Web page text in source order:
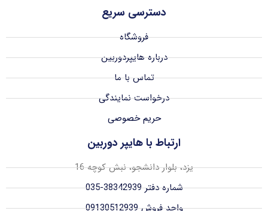
دسترسی سریع
فروشگاه
درباره هایپردوربین
تماس با ما
درخواست نمایندگی
حریم خصوصی
ارتباط با هایپر دوربین
یزد، بلوار دانشجو، نبش کوچه 16
شماره دفتر 38342939-035